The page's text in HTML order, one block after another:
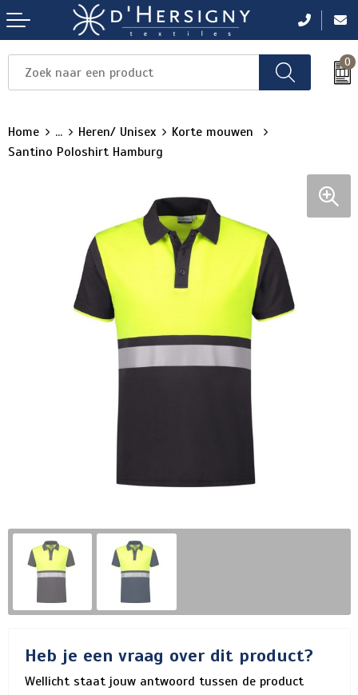
0
Home ... Heren/ Unisex
Korte mouwen
Santino Poloshirt Hamburg
Heb je een vraag over dit product?
Wellicht staat jouw antwoord tussen de product